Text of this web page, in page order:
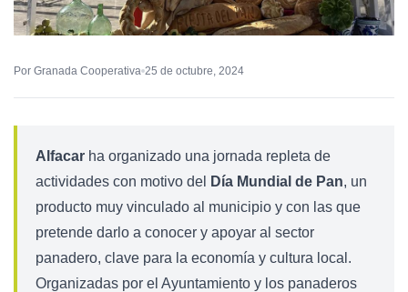
Por Granada Cooperativa 25 de octubre, 2024
Alfacar ha organizado una jornada repleta de
actividades con motivo del
Día Mundial de Pan, un
producto muy vinculado al municipio y con las que
pretende darlo a conocer y apoyar al sector
panadero, clave para la economía y cultura local.
Organizadas por el Ayuntamiento y los panaderos